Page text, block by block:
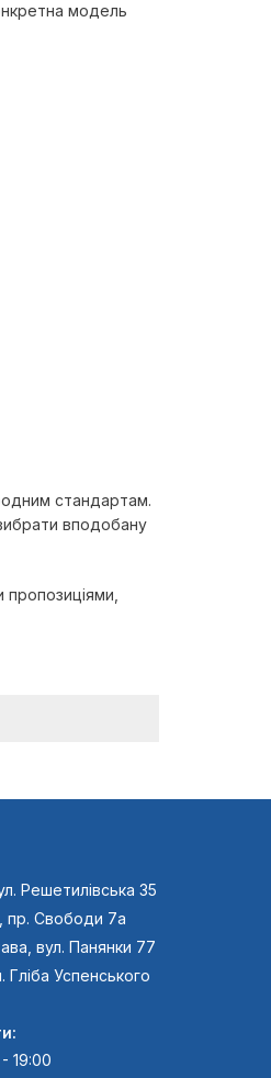
модель
стандартам.
вподобану
Решетилівська 35
пр. Свободи 7а
вул. Панянки 77
Гліба Успенського
19:00